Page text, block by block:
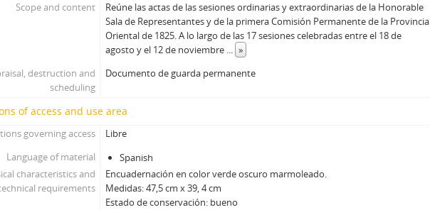
Scope and content
Reúne las actas de las sesiones ordinarias y extraordinarias de la Honorable
Sala de Representantes y de la primera Comisión Permanente de la Provincia
Oriental de 1825. A lo largo de las 17 sesiones celebradas entre el 18 de
agosto y el 12 de noviembre ... »
destruction and
scheduling
Documento de guarda permanente
of access and use area
governing access
Libre
Language of material
Spanish
characteristics and
requirements
Encuadernación en color verde oscuro marmoleado.
Medidas: 47,5 cm x 39, 4 cm
Estado de conservación: bueno